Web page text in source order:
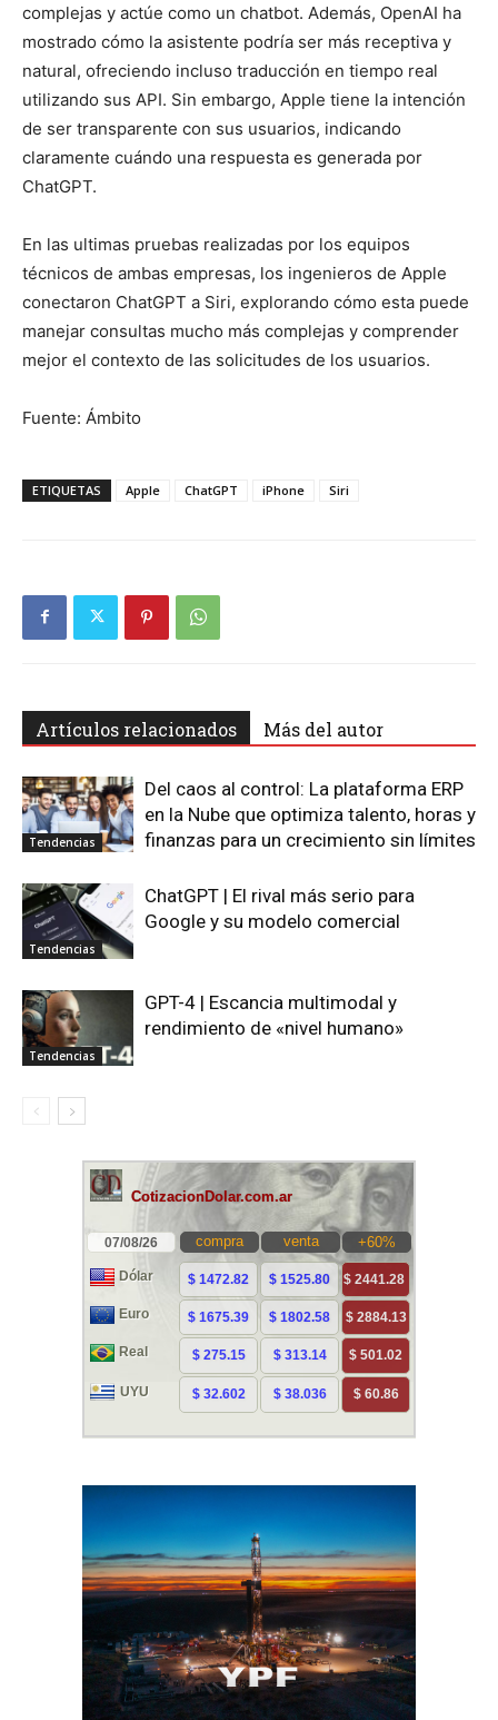
complejas y actúe como un chatbot. Además, OpenAI ha
mostrado cómo la asistente podría ser más receptiva y
natural, ofreciendo incluso traducción en tiempo real
utilizando sus API. Sin embargo, Apple tiene la intención
de ser transparente con sus usuarios, indicando
claramente cuándo una respuesta es generada por
ChatGPT.
En las ultimas pruebas realizadas por los equipos
técnicos de ambas empresas, los ingenieros de Apple
conectaron ChatGPT a Siri, explorando cómo esta puede
manejar consultas mucho más complejas y comprender
mejor el contexto de las solicitudes de los usuarios.
Fuente: Ámbito
ETIQUETAS Apple ChatGPT iPhone Siri
Artículos relacionados Más del autor
Tendencias
Del caos al control: La plataforma ERP
en la Nube que optimiza talento, horas y
finanzas para un crecimiento sin límites
Tendencias
ChatGPT | El rival más serio para
Google y su modelo comercial
Tendencias
GPT-4 | Escancia multimodal y
rendimiento de «nivel humano»